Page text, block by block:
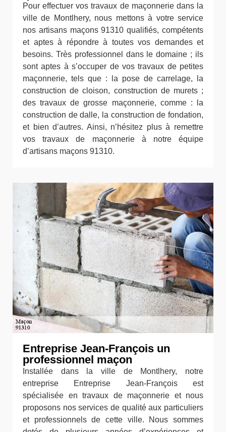
Pour effectuer vos travaux de maçonnerie dans la
ville de Montlhery, nous mettons à votre service
nos artisans maçons 91310 qualifiés, compétents
et aptes à répondre à toutes vos demandes et
besoins. Très professionnel dans le domaine ; ils
sont aptes à s’occuper de vos travaux de petites
maçonnerie, tels que : la pose de carrelage, la
construction de cloison, construction de murets ;
des travaux de grosse maçonnerie, comme : la
construction de dalle, la construction de fondation,
et bien d’autres. Ainsi, n’hésitez plus à remettre
vos travaux de maçonnerie à notre équipe
d’artisans maçons 91310.
Entreprise Jean-François un
professionnel maçon
Installée dans la ville de Montlhery, notre
entreprise Entreprise Jean-François est
spécialisée en travaux de maçonnerie et nous
proposons nos services de qualité aux particuliers
et professionnels de cette ville. Nous sommes